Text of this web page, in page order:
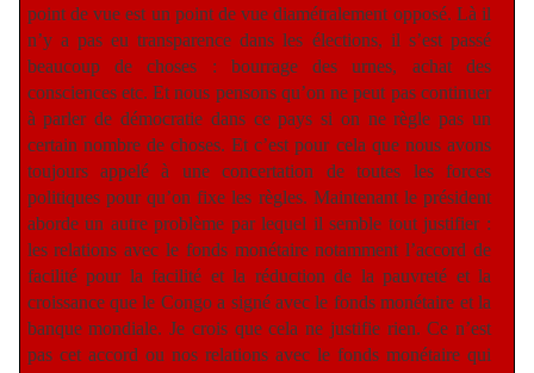
point de vue est un point de vue diamétralement opposé. Là il
n’y a pas eu transparence dans les élections, il s’est passé
beaucoup de choses : bourrage des urnes, achat des
consciences etc. Et nous pensons qu’on ne peut pas continuer
à parler de démocratie dans ce pays si on ne règle pas un
certain nombre de choses. Et c’est pour cela que nous avons
toujours appelé à une concertation de toutes les forces
politiques pour qu’on fixe les règles. Maintenant le président
aborde un autre problème par lequel il semble tout justifier :
les relations avec le fonds monétaire notamment l’accord de
facilité pour la facilité et la réduction de la pauvreté et la
croissance que le Congo a signé avec le fonds monétaire et la
banque mondiale. Je crois que cela ne justifie rien. Ce n’est
pas cet accord ou nos relations avec le fonds monétaire qui